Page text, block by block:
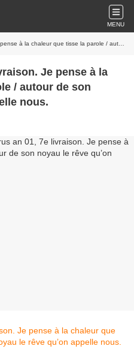
MENU
tisse la parole / autour de son noyau le rêve qu’on appelle nous.
Je pense à la
/ autour de son
nous.